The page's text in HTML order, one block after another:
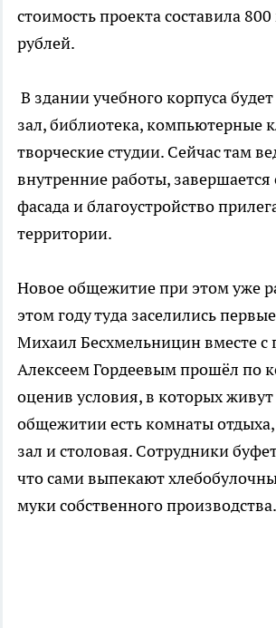
стоимость проекта составила
рублей.
В здании учебного корпуса
зал, библиотека, компьютерные
творческие студии. Сейчас там
внутренние работы, завершается
фасада и благоустройство
территории.
Новое общежитие при этом уже
этом году туда заселились
Михаил Бесхмельницин вместе с
Алексеем Гордеевым прошёл по
оценив условия, в которых
общежитии есть комнаты
зал и столовая. Сотрудники
что сами выпекают
муки собственного производства.